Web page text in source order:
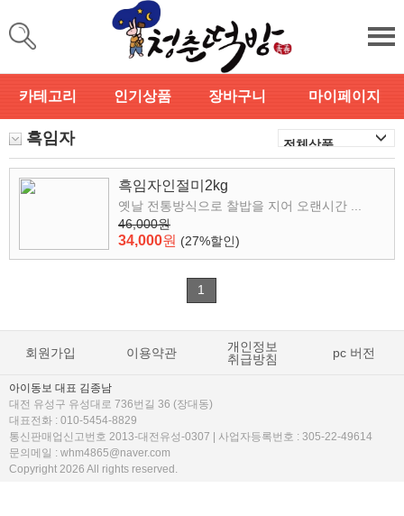
카테고리 인기상품 장바구니 마이페이지
흑임자
흑임자인절미2kg
옛날 전통방식으로 찰밥을 지어 오랜시간 ...
46,000원
34,000원 (27%할인)
1
회원가입 이용약관
개인정보
취급방침
pc 버전
아이동보 대표 김종남
대전 유성구 유성대로 736번길 36 (장대동)
대표전화 : 010-5454-8829
통신판매업신고번호 2013-대전유성-0307 | 사업자등록번호 : 305-22-49614
문의메일 : whm4865@naver.com
Copyright 2026 All rights reserved.